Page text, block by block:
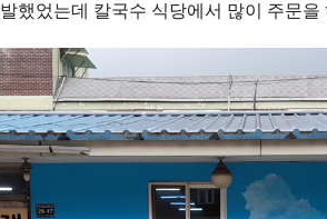
했었는데 칼국수 식당에서 많이 주문